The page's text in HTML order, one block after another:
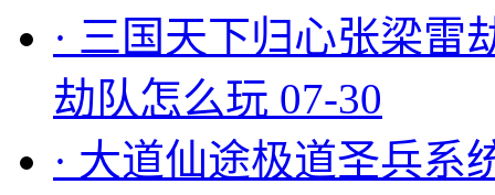
· 三国天下归心张梁雷
劫队怎么玩 07-30
· 大道仙途极道圣兵系